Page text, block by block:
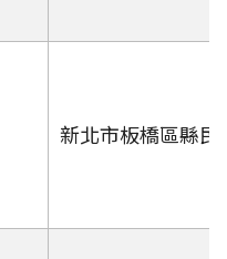
新北市板橋區縣民